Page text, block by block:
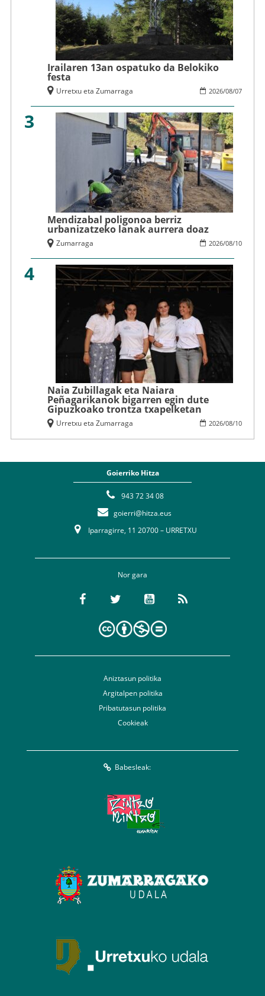
Irailaren 13an ospatuko da Belokiko
festa
2026/08/07
Urretxu eta Zumarraga
3
Mendizabal poligonoa berriz
urbanizatzeko lanak aurrera doaz
2026/08/10
Zumarraga
4
Naia Zubillagak eta Naiara
Peñagarikanok bigarren egin dute
Gipuzkoako trontza txapelketan
2026/08/10
Urretxu eta Zumarraga
Goierriko Hitza
943 72 34 08
goierri@hitza.eus
Iparragirre, 11 20700 – URRETXU
Nor gara
Aniztasun politika
Argitalpen politika
Pribatutasun politika
Cookieak
Babesleak: